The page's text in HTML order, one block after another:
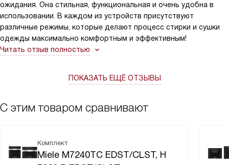
ожидания. Она стильная, функциональная и очень удобна в
использовании. В каждом из устройств присутствуют
различные режимы, которые делают процесс стирки и сушки
одежды максимально комфортным и эффективным!
Читать отзыв полностью
ПОКАЗАТЬ ЕЩЁ ОТЗЫВЫ
С этим товаром сравнивают
Комплект
Miele M7240TC EDST/CLST, H